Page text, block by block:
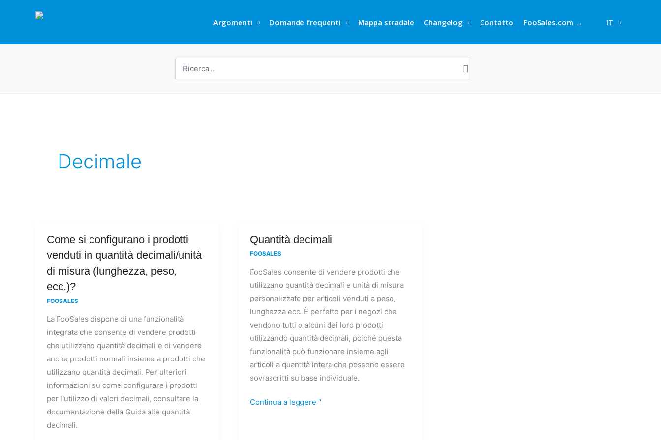
Argomenti Domande frequenti Mappa stradale Changelog Contatto FooSales.com → IT
per:
Decimale
Come si configurano i prodotti
venduti in quantità decimali/unità
di misura (lunghezza, peso,
ecc.)?
FOOSALES
La FooSales dispone di una funzionalità
integrata che consente di vendere prodotti
che utilizzano quantità decimali e di vendere
anche prodotti normali insieme a prodotti che
utilizzano quantità decimali. Per ulteriori
informazioni su come configurare i prodotti
per l'utilizzo di valori decimali, consultare la
documentazione della Guida alle quantità
decimali.
Come
si
configurano
i
prodotti
venduti
in
quantità
decimali/unità
di
misura
(lunghezza,
peso,
ecc.)?
Quantità decimali
FOOSALES
FooSales consente di vendere prodotti che
utilizzano quantità decimali e unità di misura
personalizzate per articoli venduti a peso,
lunghezza ecc. È perfetto per i negozi che
vendono tutti o alcuni dei loro prodotti
utilizzando quantità decimali, poiché questa
funzionalità può funzionare insieme agli
articoli a quantità intera che possono essere
sovrascritti su base individuale.
Quantità
decimali
Continua a leggere "